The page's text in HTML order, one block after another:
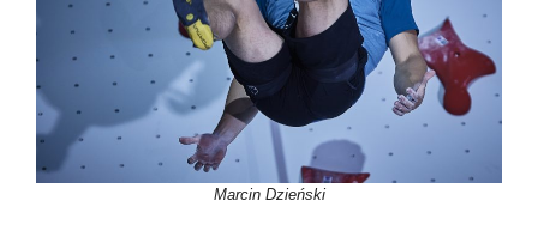
Marcin Dzieński